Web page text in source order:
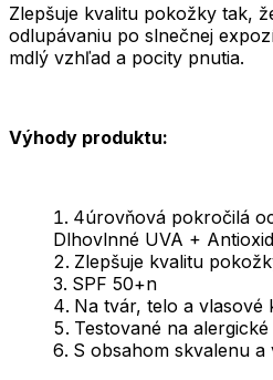
Zlepšuje kvalitu pokožky tak,
odlupávaniu po slnečnej
mdlý vzhľad a pocity pnutia.
Výhody produktu:
4úrovňová pokročilá
Dlhovlnné UVA +
Zlepšuje kvalitu
SPF 50+n
Na tvár, telo a vlasové
Testované na
S obsahom skvalenu a